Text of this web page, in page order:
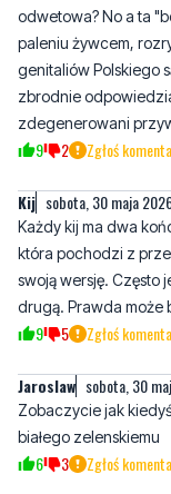
odwetowa? No a ta
paleniu żywcem,
genitaliów Polskiego
zbrodnie
zdegenerowani
9 2 Zgłoś
Kij sobota, 30 maja
Każdy kij ma dwa
która pochodzi z
swoją wersję. Często
drugą. Prawda może
9 5 Zgłoś
Jaroslaw sobota, 30
Zobaczycie jak
białego zelenskiemu
6 3 Zgłoś